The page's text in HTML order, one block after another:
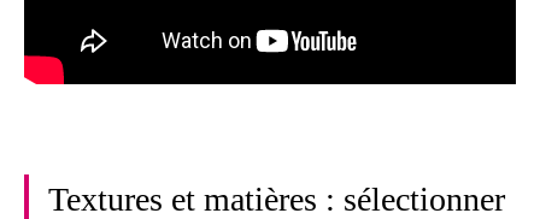
Textures et matières : sélectionner